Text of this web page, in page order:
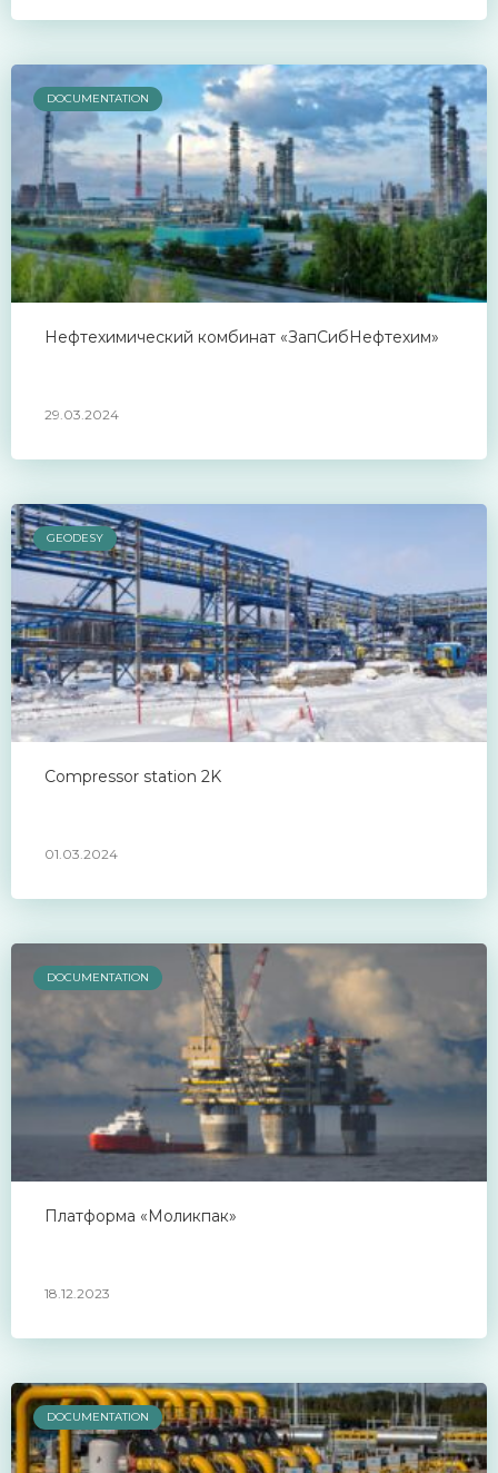
DOCUMENTATION
Нефтехимический комбинат «ЗапСибНефтехим»
29.03.2024
GEODESY
Compressor station 2K
01.03.2024
DOCUMENTATION
Платформа «Моликпак»
18.12.2023
DOCUMENTATION